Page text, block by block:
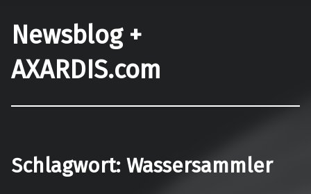
Newsblog +
AXARDIS.com
Schlagwort: Wassersammler